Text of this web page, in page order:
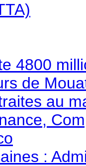
4800
de
au
: